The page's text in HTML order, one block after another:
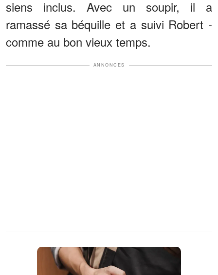
siens inclus. Avec un soupir, il a
ramassé sa béquille et a suivi Robert -
comme au bon vieux temps.
ANNONCES